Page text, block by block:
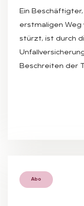
Ein
erstmaligen
stürzt, ist durch
Beschreiten der
Abo